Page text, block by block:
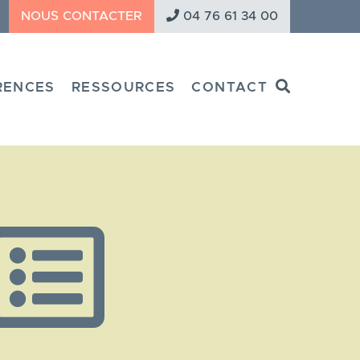
NOUS CONTACTER 04 76 61 34 00
RESSOURCES CONTACT